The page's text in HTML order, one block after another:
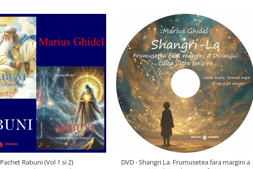
Pachet Rabuni (Vol 1 si 2)
DVD - Shangri La. Frumusetea fara margini a